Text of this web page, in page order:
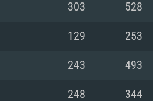
Resolução
(Intel Xeon
drivers mais
/ equivalentes
303 528
129 253
243 493
248 344